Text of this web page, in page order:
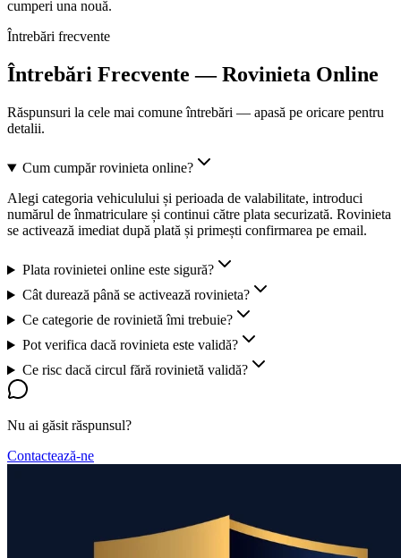
cumperi una nouă.
Întrebări frecvente
Întrebări Frecvente — Rovinieta Online
Răspunsuri la cele mai comune întrebări — apasă pe oricare pentru
detalii.
Cum cumpăr rovinieta online?
Alegi categoria vehiculului și perioada de valabilitate, introduci
numărul de înmatriculare și continui către plata securizată. Rovinieta
se activează imediat după plată și primești confirmarea pe email.
Plata rovinietei online este sigură?
Cât durează până se activează rovinieta?
Ce categorie de rovinietă îmi trebuie?
Pot verifica dacă rovinieta este validă?
Ce risc dacă circul fără rovinietă validă?
Nu ai găsit răspunsul?
Contactează-ne